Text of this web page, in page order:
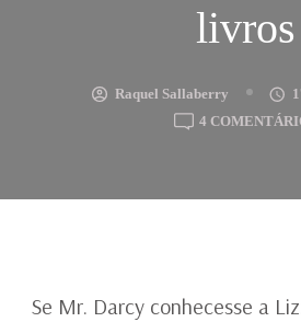
livros
Raquel Sallaberry
4
Se Mr. Darcy conhecesse a